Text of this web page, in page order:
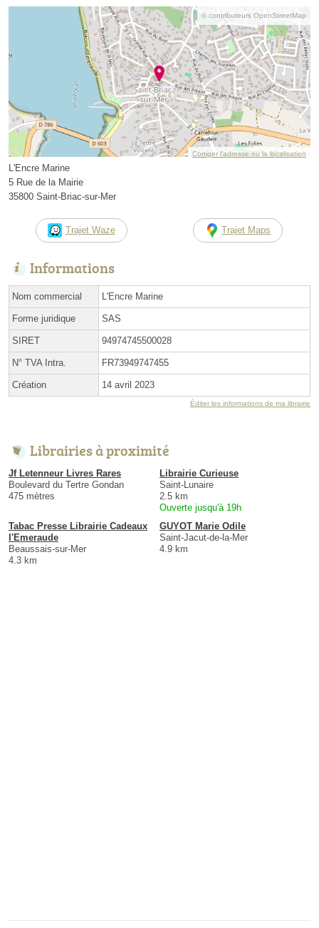
© contributeurs OpenStreetMap
Corriger l’adresse ou la localisation
L'Encre Marine
5 Rue de la Mairie
35800 Saint-Briac-sur-Mer
Trajet Waze Trajet Maps
Informations
Nom commercial L'Encre Marine
Forme juridique SAS
SIRET 94974745500028
N° TVA Intra. FR73949747455
Création 14 avril 2023
Éditer les informations de ma librairie
Librairies à proximité
Jf Letenneur Livres Rares
Boulevard du Tertre Gondan
475 mètres
Librairie Curieuse
Saint-Lunaire
2.5 km
Ouverte jusqu'à 19h
Tabac Presse Librairie Cadeaux
l'Emeraude
Beaussais-sur-Mer
4.3 km
GUYOT Marie Odile
Saint-Jacut-de-la-Mer
4.9 km